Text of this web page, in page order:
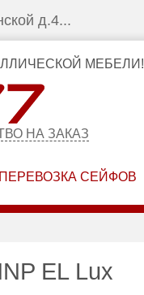
д.4...
МЕБЕЛИ!
НА ЗАКАЗ
ПЕРЕВОЗКА СЕЙФОВ
EL Lux